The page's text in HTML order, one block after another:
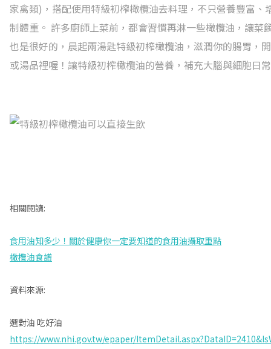
家禽類)，搭配使用特級初榨橄欖油去料理，不只營養豐富
制體重。 許多廚師上菜前，都會習慣再淋一些橄欖油，讓
也是很好的，晨起兩湯匙特級初榨橄欖油，滋潤你的腸胃，
或湯品裡喔！讓特級初榨橄欖油的營養，補充大腦與細胞日
相關閱讀:
食用油知多少！關於健康你一定要知道的食用油攝取重點
橄欖油食譜
資料來源:
選對油 吃好油
https://www.nhi.gov.tw/epaper/